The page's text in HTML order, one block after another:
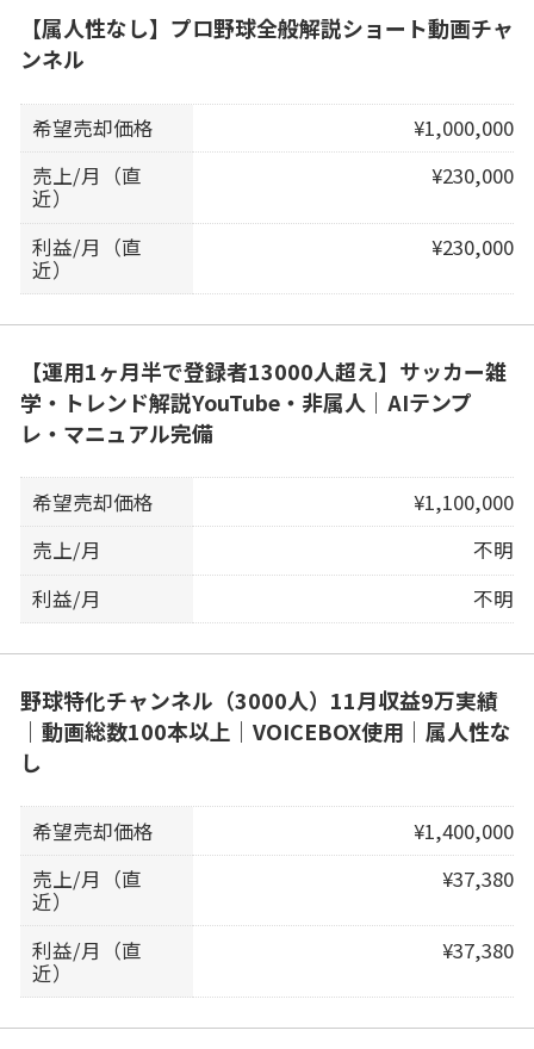
【属人性なし】プロ野球全般解説ショート動画チャ
ンネル
希望売却価格
¥1,000,000
売上/月（直
近）
¥230,000
利益/月（直
近）
¥230,000
【運用1ヶ月半で登録者13000人超え】サッカー雑
学・トレンド解説YouTube・非属人｜AIテンプ
レ・マニュアル完備
希望売却価格
¥1,100,000
売上/月
不明
利益/月
不明
野球特化チャンネル（3000人）11月収益9万実績
｜動画総数100本以上｜VOICEBOX使用｜属人性な
し
希望売却価格
¥1,400,000
売上/月（直
近）
¥37,380
利益/月（直
近）
¥37,380